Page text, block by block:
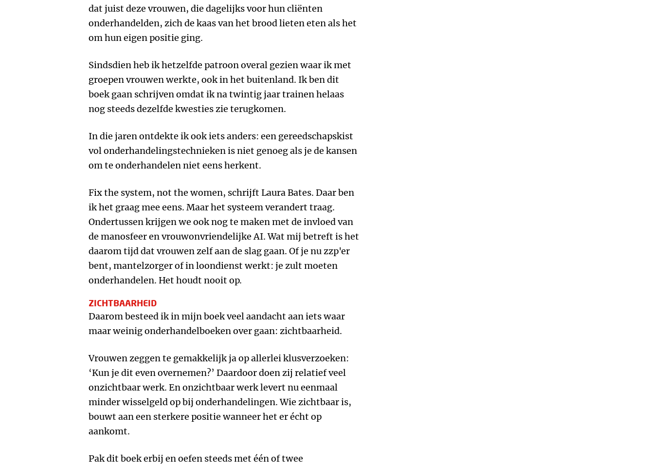
dat juist deze vrouwen, die dagelijks voor hun cliënten
onderhandelden, zich de kaas van het brood lieten eten als het
om hun eigen positie ging.
Sindsdien heb ik hetzelfde patroon overal gezien waar ik met
groepen vrouwen werkte, ook in het buitenland. Ik ben dit
boek gaan schrijven omdat ik na twintig jaar trainen helaas
nog steeds dezelfde kwesties zie terugkomen.
In die jaren ontdekte ik ook iets anders: een gereedschapskist
vol onderhandelingstechnieken is niet genoeg als je de kansen
om te onderhandelen niet eens herkent.
Fix the system, not the women, schrijft Laura Bates. Daar ben
ik het graag mee eens. Maar het systeem verandert traag.
Ondertussen krijgen we ook nog te maken met de invloed van
de manosfeer en vrouwonvriendelijke AI. Wat mij betreft is het
daarom tijd dat vrouwen zelf aan de slag gaan. Of je nu zzp'er
bent, mantelzorger of in loondienst werkt: je zult moeten
onderhandelen. Het houdt nooit op.
ZICHTBAARHEID
Daarom besteed ik in mijn boek veel aandacht aan iets waar
maar weinig onderhandelboeken over gaan: zichtbaarheid.
Vrouwen zeggen te gemakkelijk ja op allerlei klusverzoeken:
‘Kun je dit even overnemen?’ Daardoor doen zij relatief veel
onzichtbaar werk. En onzichtbaar werk levert nu eenmaal
minder wisselgeld op bij onderhandelingen. Wie zichtbaar is,
bouwt aan een sterkere positie wanneer het er écht op
aankomt.
Pak dit boek erbij en oefen steeds met één of twee